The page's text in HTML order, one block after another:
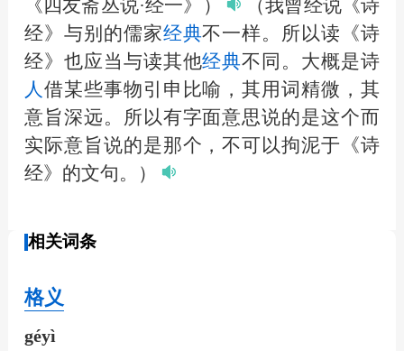
《四友斋丛说·经一》）
（我曾经说《诗
经》与别的儒家经典不一样。所以读《诗
经》也应当与读其他经典不同。大概是诗
人 借某些事物引申比喻，其用词精微，其
意旨深远。所以有字面意思说的是这个而
实际意旨说的是那个，不可以拘泥于《诗
经》的文句。）
相关词条
格义
géyì